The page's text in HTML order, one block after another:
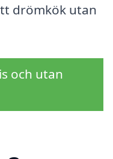
drömkök utan
och utan